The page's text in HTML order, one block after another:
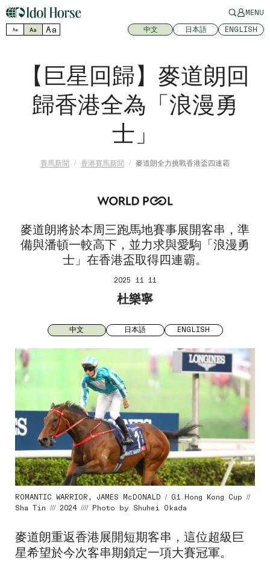
MENU
Aa Aa Aa 中文 日本語 ENGLISH
【巨星回歸】麥道朗回
歸香港全為「浪漫勇
士」
賽馬新聞 香港賽馬新聞 麥道朗全力挑戰香港盃四連霸
麥道朗將於本周三跑馬地賽事展開客串，準
備與潘頓一較高下，並力求與愛駒「浪漫勇
士」在香港盃取得四連霸。
2025 11 11
杜樂寧
中文 日本語 ENGLISH
ROMANTIC WARRIOR, JAMES McDONALD / G1 Hong Kong Cup //
Sha Tin /// 2024 //// Photo by Shuhei Okada
麥道朗重返香港展開短期客串，這位超級巨
星希望於今次客串期鎖定一項大賽冠軍。